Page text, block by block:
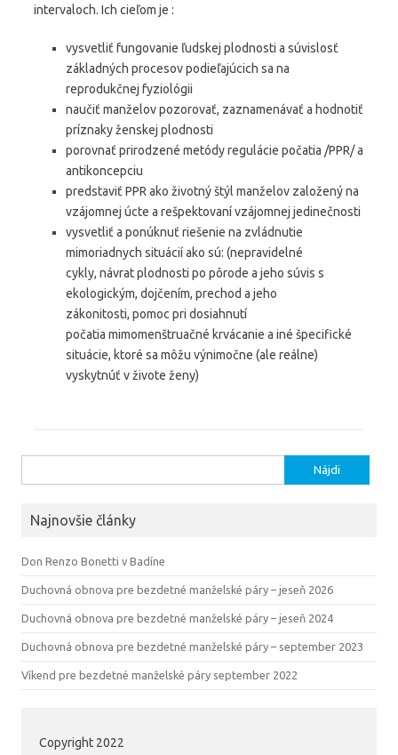
intervaloch. Ich cieľom je :
vysvetliť fungovanie ľudskej plodnosti a súvislosť
základných procesov podieľajúcich sa na
reprodukčnej fyziológii
naučiť manželov pozorovať, zaznamenávať a hodnotiť
príznaky ženskej plodnosti
porovnať prirodzené metódy regulácie počatia /PPR/ a
antikoncepciu
predstaviť PPR ako životný štýl manželov založený na
vzájomnej úcte a rešpektovaní vzájomnej jedinečnosti
vysvetliť a ponúknuť riešenie na zvládnutie
mimoriadnych situácií ako sú: (nepravidelné
cykly, návrat plodnosti po pôrode a jeho súvis s
ekologickým, dojčením, prechod a jeho
zákonitosti, pomoc pri dosiahnutí
počatia mimomenštruačné krvácanie a iné špecifické
situácie, ktoré sa môžu výnimočne (ale reálne)
vyskytnúť v živote ženy)
Najnovšie články
Don Renzo Bonetti v Badíne
Duchovná obnova pre bezdetné manželské páry – jeseň 2026
Duchovná obnova pre bezdetné manželské páry – jeseň 2024
Duchovná obnova pre bezdetné manželské páry – september 2023
Víkend pre bezdetné manželské páry september 2022
Copyright 2022